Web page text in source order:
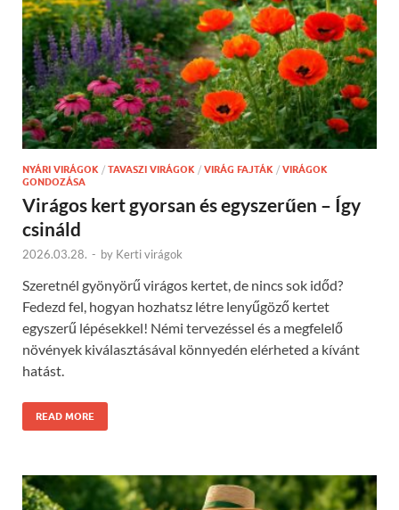
NYÁRI VIRÁGOK / TAVASZI VIRÁGOK / VIRÁG FAJTÁK / VIRÁGOK
GONDOZÁSA
Virágos kert gyorsan és egyszerűen – Így
csináld
2026.03.28. - by Kerti virágok
Szeretnél gyönyörű virágos kertet, de nincs sok időd?
Fedezd fel, hogyan hozhatsz létre lenyűgöző kertet
egyszerű lépésekkel! Némi tervezéssel és a megfelelő
növények kiválasztásával könnyedén elérheted a kívánt
hatást.
READ MORE